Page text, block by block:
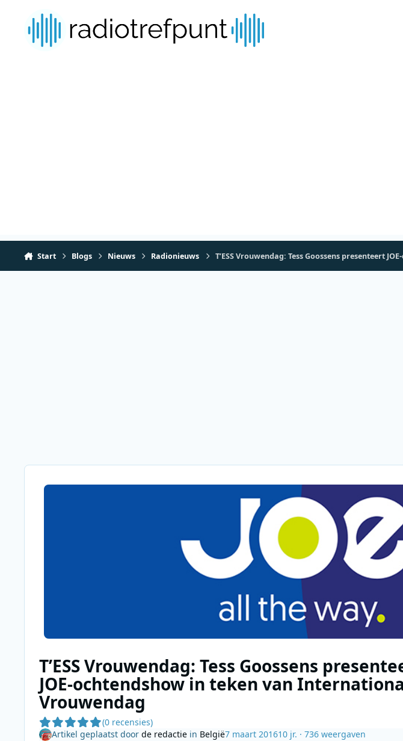
Start Blogs Nieuws Radionieuws T’ESS Vrouwendag: Tess Goossens presenteert
T’ESS Vrouwendag: Tess Goossens
JOE-ochtendshow in teken van
Vrouwendag
(0 recensies)
Artikel geplaatst door de redactiein België7 maart 201610 jr. · 736 weergaven